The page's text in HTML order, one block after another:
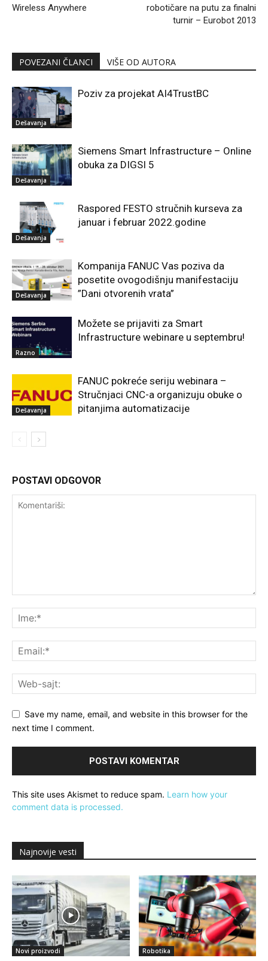
Wireless Anywhere
robotičare na putu za finalni
turnir – Eurobot 2013
POVEZANI ČLANCI VIŠE OD AUTORA
Dešavanja
Poziv za projekat AI4TrustBC
Dešavanja
Siemens Smart Infrastructure – Online
obuka za DIGSI 5
Dešavanja
Raspored FESTO stručnih kurseva za
januar i februar 2022.godine
Dešavanja
Kompanija FANUC Vas poziva da
posetite ovogodišnju manifestaciju
”Dani otvorenih vrata”
Razno
Možete se prijaviti za Smart
Infrastructure webinare u septembru!
Dešavanja
FANUC pokreće seriju webinara –
Stručnjaci CNC-a organizuju obuke o
pitanjima automatizacije
POSTAVI ODGOVOR
Save my name, email, and website in this browser for the
next time I comment.
This site uses Akismet to reduce spam. Learn how your
comment data is processed.
Najnovije vesti
Novi proizvodi Robotika